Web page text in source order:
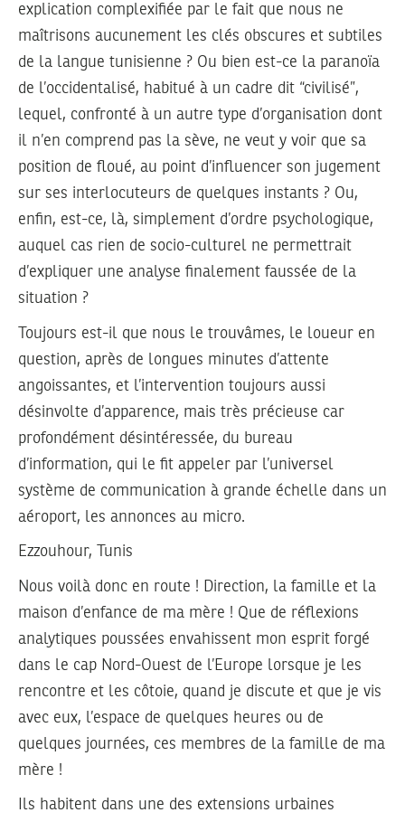
explication complexifiée par le fait que nous ne
maîtrisons aucunement les clés obscures et subtiles
de la langue tunisienne ? Ou bien est-ce la paranoïa
de l’occidentalisé, habitué à un cadre dit “civilisé”,
lequel, confronté à un autre type d’organisation dont
il n’en comprend pas la sève, ne veut y voir que sa
position de floué, au point d’influencer son jugement
sur ses interlocuteurs de quelques instants ? Ou,
enfin, est-ce, là, simplement d’ordre psychologique,
auquel cas rien de socio-culturel ne permettrait
d’expliquer une analyse finalement faussée de la
situation ?
Toujours est-il que nous le trouvâmes, le loueur en
question, après de longues minutes d’attente
angoissantes, et l’intervention toujours aussi
désinvolte d’apparence, mais très précieuse car
profondément désintéressée, du bureau
d’information, qui le fit appeler par l’universel
système de communication à grande échelle dans un
aéroport, les annonces au micro.
Ezzouhour, Tunis
Nous voilà donc en route ! Direction, la famille et la
maison d’enfance de ma mère ! Que de réflexions
analytiques poussées envahissent mon esprit forgé
dans le cap Nord-Ouest de l’Europe lorsque je les
rencontre et les côtoie, quand je discute et que je vis
avec eux, l’espace de quelques heures ou de
quelques journées, ces membres de la famille de ma
mère !
Ils habitent dans une des extensions urbaines